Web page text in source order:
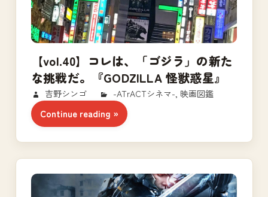
【vol.40】コレは、「ゴジラ」の新た
な挑戦だ。『GODZILLA 怪獣惑星』
2017/11/24
吉野シンゴ -ATrACTシネマ- 映画図鑑
Continue reading